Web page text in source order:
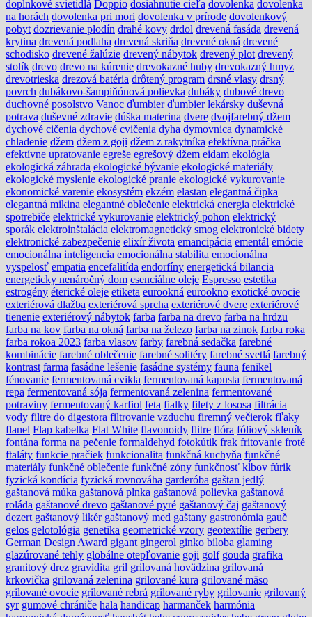
doplnkové svietidlá Doppio dosiahnutie cieľa dovolenka dovolenka
na horách dovolenka pri mori dovolenka v prírode dovolenkový
pobyt dozrievanie plodín drahé kovy drdol drevená fasáda drevená
krytina drevená podlaha drevená skriňa drevené okná drevené
schodisko drevené žalúzie drevený nábytok drevený plot drevený
stolík drevo drevo na kúrenie drevokazné huby drevokazný hmyz
drevotrieska drezová batéria drôtený program drsné vlasy drsný
povrch dubákovo-šampiňónová polievka dubáky dubové drevo
duchovné posolstvo Vanoc ďumbier ďumbier lekársky duševná
potrava duševné zdravie dúška materina dvere dvojfarebný džem
dychové cičenia dychové cvičenia dyha dymovnica dynamické
chladenie džem džem z goji džem z rakytníka efektívna práčka
efektívne upratovanie egreše egrešový džem eidam ekológia
ekologická záhrada ekologické bývanie ekologické materiály
ekologické myslenie ekologické pranie ekologické vykurovanie
ekonomické varenie ekosystém ekzém elastan elegantná čipka
elegantná mikina elegantné oblečenie elektrická energia elektrické
spotrebiče elektrické vykurovanie elektrický pohon elektrický
sporák elektroinštalácia elektromagnetický smog elektronické bidety
elektronické zabezpečenie elixír života emancipácia ementál emócie
emocionálna inteligencia emocionálna stabilita emocionálna
vyspelosť empatia encefalitída endorfíny energetická bilancia
energeticky nenáročný dom esenciálne oleje Espresso estetika
estrogény éterické oleje etiketa eurookná eurookno exotické ovocie
exteriérová dlažba exteriérová sprcha exteriérové dvere exteriérové
tienenie exteriérový nábytok farba farba na drevo farba na hrdzu
farba na kov farba na okná farba na železo farba na zinok farba roka
farba rokoa 2023 farba vlasov farby farebná sedačka farebné
kombinácie farebné oblečenie farebné solitéry farebné svetlá farebný
kontrast farma fasádne lešenie fasádne systémy fauna fenikel
fénovanie fermentovaná cvikla fermentovaná kapusta fermentovaná
repa fermentovaná sója fermentovaná zelenina fermentované
potraviny fermentovaný karfiol feta fialky filety z lososa filtrácia
vody filtre do digestora filtrovanie vzduchu firemný večierok fľaky
flanel Flap kabelka Flat White flavonoidy flitre flóra fóliový skleník
fontána forma na pečenie formaldehyd fotokútik frak fritovanie froté
ftaláty funkcie pračiek funkcionalita funkčná kuchyňa funkčné
materiály funkčné oblečenie funkčné zóny funkčnosť kĺbov fúrik
fyzická kondícia fyzická rovnováha garderóba gaštan jedlý
gaštanová múka gaštanová plnka gaštanová polievka gaštanová
roláda gaštanové drevo gaštanové pyré gaštanový čaj gaštanový
dezert gaštanový likér gaštanový med gaštany gastronómia gauč
gelos gelotológia genetika geometrické vzory geotextílie gerbery
German Design Award gigant gingerol ginko biloba glaming
glazúrované tehly globálne otepľovanie goji golf gouda grafika
granitový drez gravidita gril grilovaná hovädzina grilovaná
krkovička grilovaná zelenina grilované kura grilované mäso
grilované ovocie grilované rebrá grilované ryby grilovanie grilovaný
syr gumové chrániče hala handicap harmanček harmónia